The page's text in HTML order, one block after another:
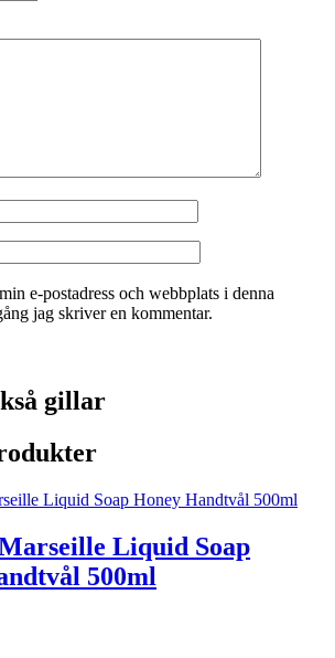
e-postadress och webbplats i denna
jag skriver en kommentar.
gillar
Liquid Soap
500ml